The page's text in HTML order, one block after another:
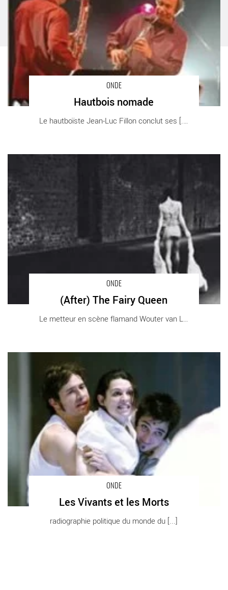
ONDE
Hautbois nomade
ONDE
(After) The Fairy Queen
Le metteur en scène flamand Wouter van Looy [...]
ONDE
Les Vivants et les Morts
radiographie politique du monde du [...]